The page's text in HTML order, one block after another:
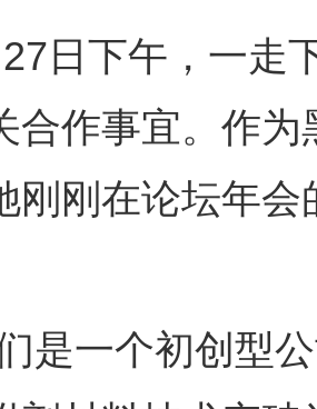
下午，一走下
合作事宜。作
刚刚在论坛年会
一个初创型公